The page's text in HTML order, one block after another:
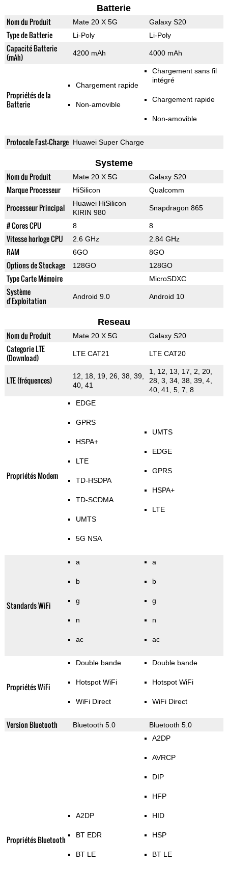
Batterie
Nom du Produit Mate 20 X 5G Galaxy S20
Type de Batterie Li-Poly Li-Poly
Capacité Batterie
(mAh)
4200 mAh 4000 mAh
Propriétés de la
Batterie
Chargement rapide
Non-amovible
Chargement sans fil
intégré
Chargement rapide
Non-amovible
Protocole Fast-Charge Huawei Super Charge
Systeme
Nom du Produit Mate 20 X 5G Galaxy S20
Marque Processeur HiSilicon Qualcomm
Processeur Principal
Huawei HiSilicon
KIRIN 980
Snapdragon 865
# Cores CPU 8 8
Vitesse horloge CPU 2.6 GHz 2.84 GHz
RAM 6GO 8GO
Options de Stockage 128GO 128GO
Type Carte Mémoire MicroSDXC
Système
d'Exploitation
Android 9.0 Android 10
Reseau
Nom du Produit Mate 20 X 5G Galaxy S20
Categorie LTE
(Download)
LTE CAT21 LTE CAT20
LTE (fréquences)
12, 18, 19, 26, 38, 39,
40, 41
1, 12, 13, 17, 2, 20,
28, 3, 34, 38, 39, 4,
40, 41, 5, 7, 8
Propriétés Modem
EDGE
GPRS
HSPA+
LTE
TD-HSDPA
TD-SCDMA
UMTS
5G NSA
UMTS
EDGE
GPRS
HSPA+
LTE
Standards WiFi
a
b
g
n
ac
a
b
g
n
ac
Propriétés WiFi
Double bande
Hotspot WiFi
WiFi Direct
Double bande
Hotspot WiFi
WiFi Direct
Version Bluetooth Bluetooth 5.0 Bluetooth 5.0
Propriétés Bluetooth
A2DP
BT EDR
BT LE
A2DP
AVRCP
DIP
HFP
HID
HSP
BT LE